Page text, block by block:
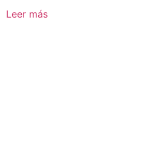
Leer más